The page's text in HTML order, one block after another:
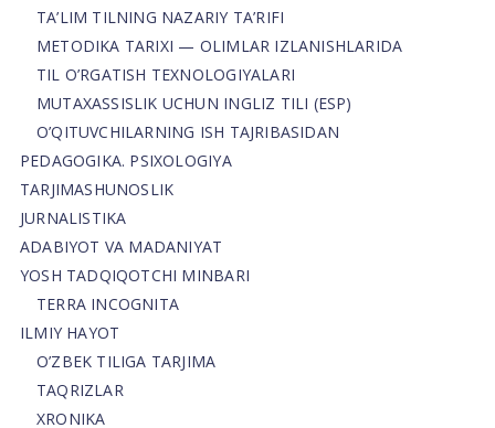
TA’LIM TILNING NAZARIY TA’RIFI
METODIKA TARIXI — OLIMLAR IZLANISHLARIDA
TIL O’RGATISH TEXNOLOGIYALARI
MUTAXASSISLIK UCHUN INGLIZ TILI (ESP)
O’QITUVCHILARNING ISH TAJRIBASIDAN
PEDAGOGIKA. PSIXOLOGIYA
TARJIMASHUNOSLIK
JURNALISTIKA
ADABIYOT VA MADANIYAT
YOSH TADQIQOTCHI MINBARI
TERRA INCOGNITA
ILMIY HAYOT
O’ZBEK TILIGA TARJIMA
TAQRIZLAR
XRONIKA